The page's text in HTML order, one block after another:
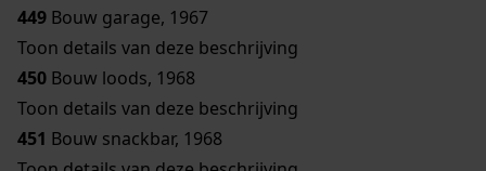
449 Bouw garage, 1967
Toon details van deze beschrijving
450 Bouw loods, 1968
Toon details van deze beschrijving
451 Bouw snackbar, 1968